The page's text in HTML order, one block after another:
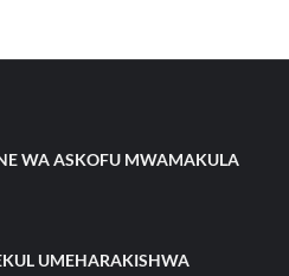
WA ASKOFU MWAMAKULA
UMEHARAKISHWA